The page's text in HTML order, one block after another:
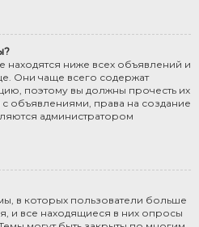
ниже всех объявлений и
Они чаще всего содержат
поэтому вы должны прочесть их
объявлениями, права на создание
администратором
в которых пользователи больше
и все находящиеся в них опросы